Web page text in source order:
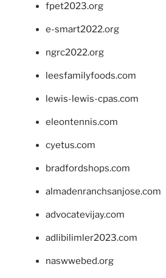
fpet2023.org
e-smart2022.org
ngrc2022.org
leesfamilyfoods.com
lewis-lewis-cpas.com
eleontennis.com
cyetus.com
bradfordshops.com
almadenranchsanjose.com
advocatevijay.com
adlibilimler2023.com
naswwebed.org